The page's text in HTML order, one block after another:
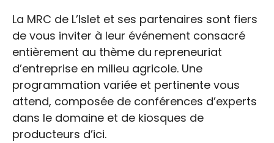
La MRC de L’Islet et ses partenaires sont fiers
de vous inviter à leur événement consacré
entièrement au thème du repreneuriat
d’entreprise en milieu agricole. Une
programmation variée et pertinente vous
attend, composée de conférences d’experts
dans le domaine et de kiosques de
producteurs d’ici.